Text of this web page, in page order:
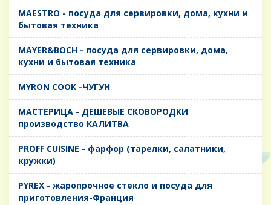
MAESTRO - посуда для сервировки, дома, кухни и
бытовая техника
MAYER&BOCH - посуда для сервировки, дома,
кухни и бытовая техника
MYRON COOK -ЧУГУН
MАСТЕРИЦА - ДЕШЕВЫЕ СКОВОРОДКИ
производство КАЛИТВА
PROFF CUISINE - фарфор (тарелки, салатники,
кружки)
PYREX - жаропрочное стекло и посуда для
приготовления-Франция